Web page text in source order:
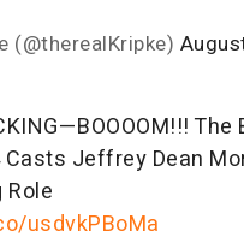
(@therealKripke)
The
Casts Jeffrey Dean
Role
usdvkPBoMa